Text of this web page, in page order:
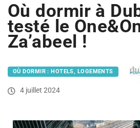
Où dormir à
testé le
Za’abeel !
OÙ DORMIR : HOTELS, LOGEMENTS
4 juillet 2024